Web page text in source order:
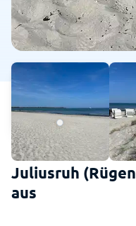
Juliusruh
aus